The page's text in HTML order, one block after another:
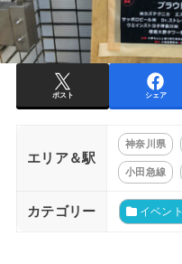
ポスト シェア
エリア＆駅
神奈川県
小田急線
カテゴリー イベント